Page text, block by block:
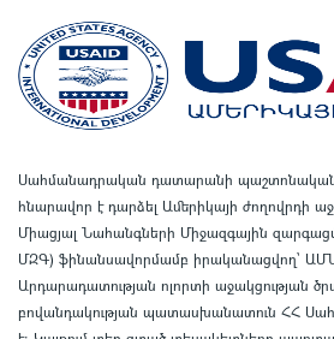
Սահմանադրական դատարանի պաշտոնական
հնարավոր է դարձել Ամերիկայի ժողովրդի
Միացյալ Նահանգների Միջազգային
ՄԶԳ) ֆինանսավորմամբ իրականացվող՝
Արդարադատության ոլորտի աջակցության
բովանդակության պատասխանատուն ՀՀ